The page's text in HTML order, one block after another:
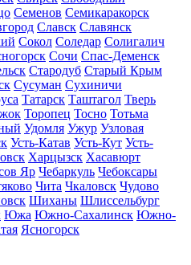
Семенов Семикаракорск
Славск Славянск
Сокол Соледар Солигалич
Сочи Спас-Деменск
Стародуб Старый Крым
Сусуман Сухиничи
Татарск Таштагол Тверь
Торопец Тосно Тотьма
Удомля Ужур Узловая
Усть-Катав Усть-Кут Усть-
Харцызск Хасавюрт
Яр Чебаркуль Чебоксары
Чита Чкаловск Чудово
Шиханы Шлиссельбург
Южа Южно-Сахалинск Южно-
Ясногорск